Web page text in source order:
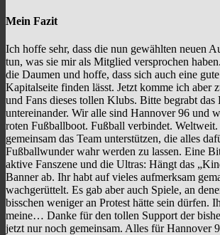
Mein Fazit
Ich hoffe sehr, dass die nun gewählten neuen
tun, was sie mir als Mitglied versprochen
die Daumen und hoffe, dass sich auch eine
Kapitalseite finden lässt. Jetzt komme ich aber
und Fans dieses tollen Klubs. Bitte begrabt das
untereinander. Wir alle sind Hannover 96 und
roten Fußballboot. Fußball verbindet. Weltweit.
gemeinsam das Team unterstützen, die alles
Fußballwunder wahr werden zu lassen. Eine
aktive Fanszene und die Ultras: Hängt das
Banner ab. Ihr habt auf vieles aufmerksam
wachgerüttelt. Es gab aber auch Spiele, an
bisschen weniger an Protest hätte sein dürfen.
meine… Danke für den tollen Support der
jetzt nur noch gemeinsam. Alles für Hannover